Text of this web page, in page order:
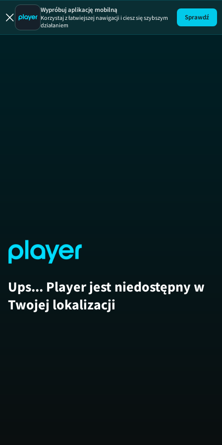
Gorączka
Wypróbuj aplikację mobilną
Korzystaj z łatwiejszej nawigacji i ciesz się szybszym
działaniem
Sprawdź
Ups... Player jest niedostępny w
Twojej lokalizacji